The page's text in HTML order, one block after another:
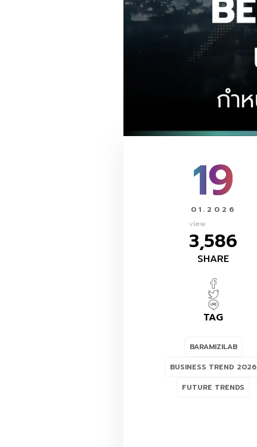
19
01.2026
view
3,586
SHARE
TAG
BARAMIZILAB
BUSINESS TREND 2026
FUTURE TRENDS